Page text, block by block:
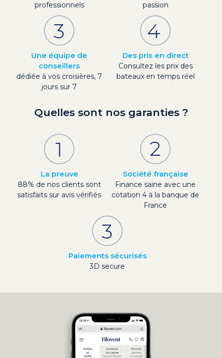
professionnels
passion
Une équipe de
conseillers
dédiée à vos croisières, 7
jours sur 7
Des prix en direct
Consultez les prix des
bateaux en temps réel
Quelles sont nos garanties ?
La preuve
88% de nos clients sont
satisfaits sur avis vérifiés
Société française
Finance saine avec une
cotation 4 à la banque de
France
Paiements sécurisés
3D secure